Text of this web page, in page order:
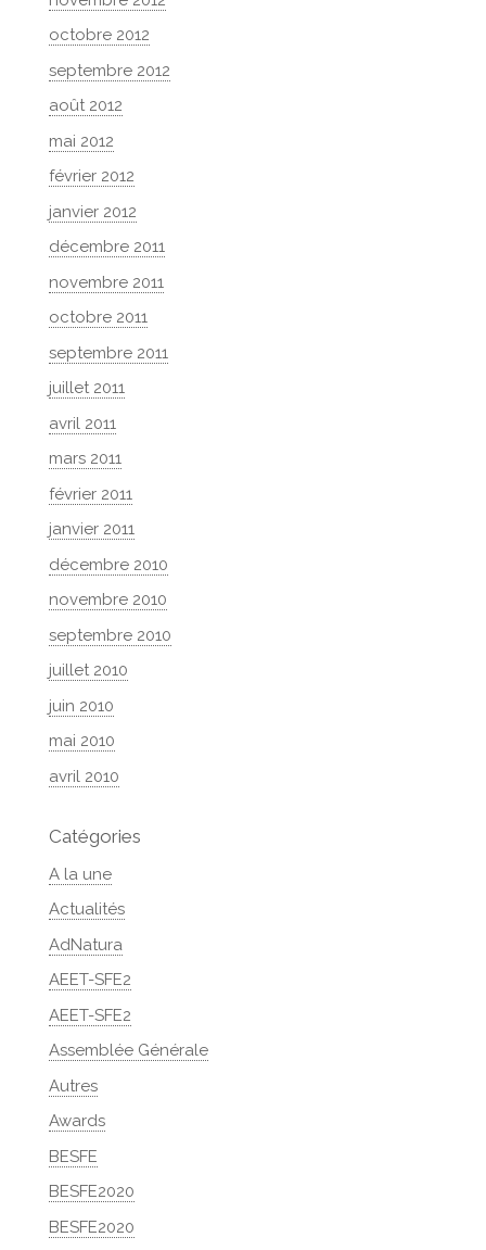
octobre 2012
septembre 2012
août 2012
mai 2012
février 2012
janvier 2012
décembre 2011
novembre 2011
octobre 2011
septembre 2011
juillet 2011
avril 2011
mars 2011
février 2011
janvier 2011
décembre 2010
novembre 2010
septembre 2010
juillet 2010
juin 2010
mai 2010
avril 2010
Catégories
A la une
Actualités
AdNatura
AEET-SFE2
AEET-SFE2
Assemblée Générale
Autres
Awards
BESFE
BESFE2020
BESFE2020